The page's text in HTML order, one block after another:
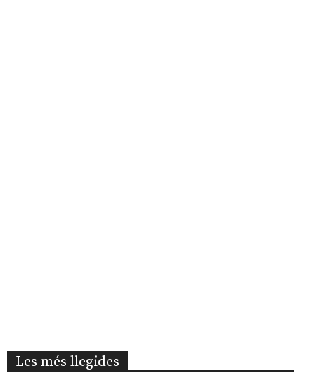
Les més llegides